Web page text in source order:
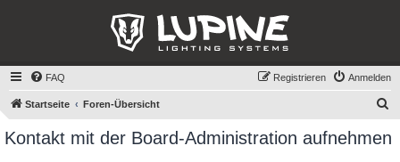
FAQ Anmelden
Registrieren
Startseite Foren-Übersicht
c
Kontakt mit der Board-Administration aufnehmen